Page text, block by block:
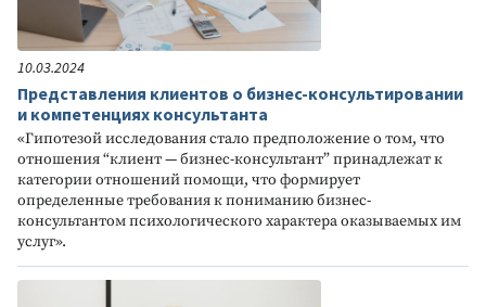
10.03.2024
Представления клиентов о бизнес-консультировании
и компетенциях консультанта
«Гипотезой исследования стало предположение о том, что
отношения “клиент — бизнес-консультант” принадлежат к
категории отношений помощи, что формирует
определенные требования к пониманию бизнес-
консультантом психологического характера оказываемых им
услуг».